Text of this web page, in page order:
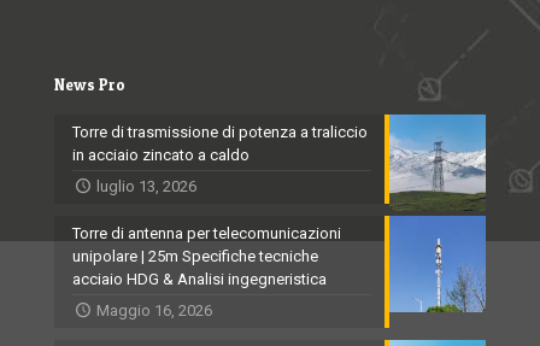
News Pro
Torre di trasmissione di potenza a traliccio
in acciaio zincato a caldo
luglio 13, 2026
Torre di antenna per telecomunicazioni
unipolare | 25m Specifiche tecniche
acciaio HDG & Analisi ingegneristica
Maggio 16, 2026